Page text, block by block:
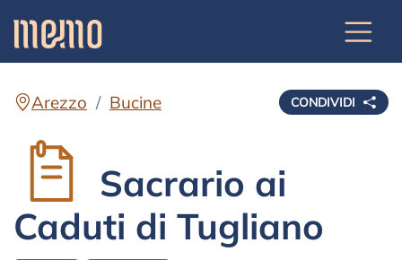
CONDIVIDI
Arezzo Bucine
Sacrario ai
Caduti di Tugliano